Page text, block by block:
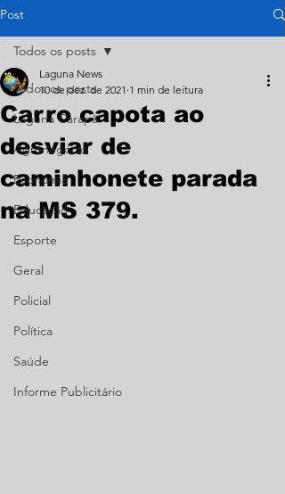
Post
Todos os posts
Laguna Carapã
Agronegócio
Economia
Educação
Esporte
Geral
Policial
Política
Saúde
Informe Publicitário
Todos os posts
Carro capota ao
desviar de
caminhonete parada
na MS 379.
Laguna News
10 de dez. de 2021 1 min de leitura